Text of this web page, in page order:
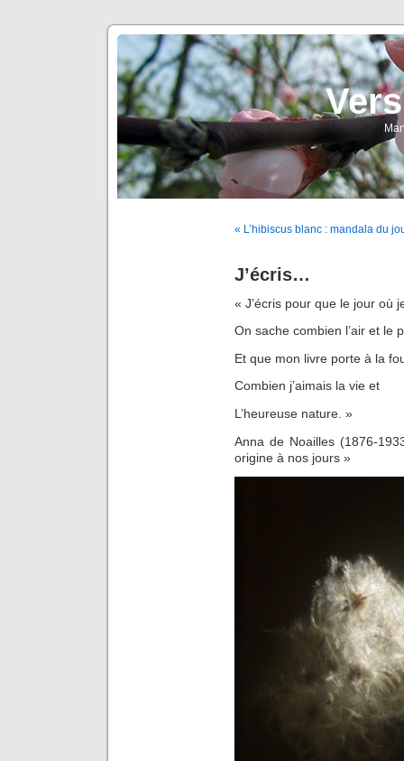
« L’hibiscus blanc : mandala du
J’écris…
« J’écris pour que le jour où
On sache combien l’air et le
Et que mon livre porte à la
Combien j’aimais la vie et
L’heureuse nature. »
Anna de Noailles (1876-
origine à nos jours »